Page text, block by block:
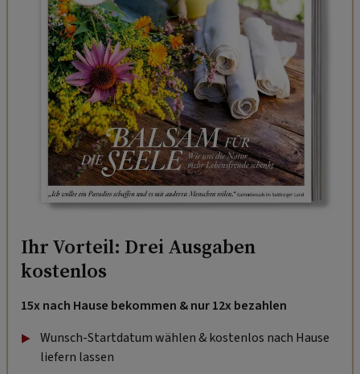
Ihr Vorteil: Drei Ausgaben
kostenlos
15x nach Hause bekommen & nur 12x bezahlen
Wunsch-Startdatum wählen & kostenlos nach Hause
liefern lassen